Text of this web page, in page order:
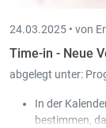
24.03.2025 • von
Time-in - Neue
abgelegt unter:
In der
bestimmen,